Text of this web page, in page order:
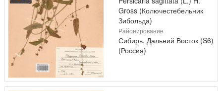
Gross (Колючестебельник
Зибольда)
Районирование
Сибирь, Дальний Восток (S6)
(Россия)